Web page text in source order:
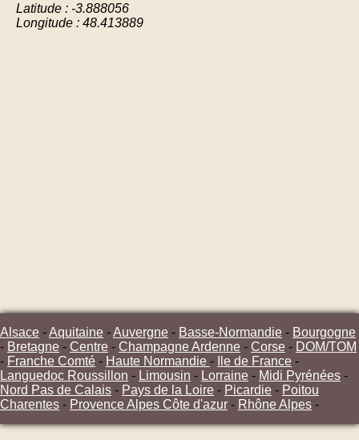
Latitude : -3.888056
Longitude : 48.413889
Alsace -Aquitaine -Auvergne - Basse-Normandie - Bourgogne
- Bretagne - Centre - Champagne Ardenne - Corse - DOM/TOM
- Franche Comté - Haute Normandie - Ile de France -
Languedoc Roussillon - Limousin - Lorraine - Midi Pyrénées -
Nord Pas de Calais - Pays de la Loire - Picardie - Poitou
Charentes - Provence Alpes Côte d'azur - Rhône Alpes -